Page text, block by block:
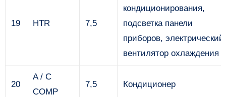
19 HTR 7,5
кондиционирования,
подсветка панели
приборов, электрический
вентилятор охлаждения
20
A / C
COMP
7,5 Кондиционер